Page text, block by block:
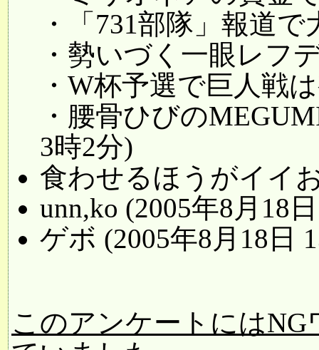
・「731部隊」報道で
・勢いづく一眼レフ
・W杯予選で巨人戦
・腰骨ひびの
3時2分)
食わせるほうがイイ
unn,ko (2005年8月18
ゲボ (2005年8月18日
このアンケートにはNG